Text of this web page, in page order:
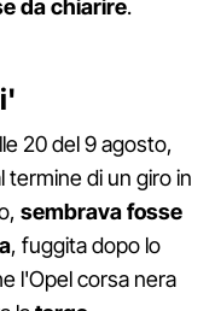
da chiarire.
20 del 9 agosto,
termine di un giro in
sembrava fosse
, fuggita dopo lo
l'Opel corsa nera